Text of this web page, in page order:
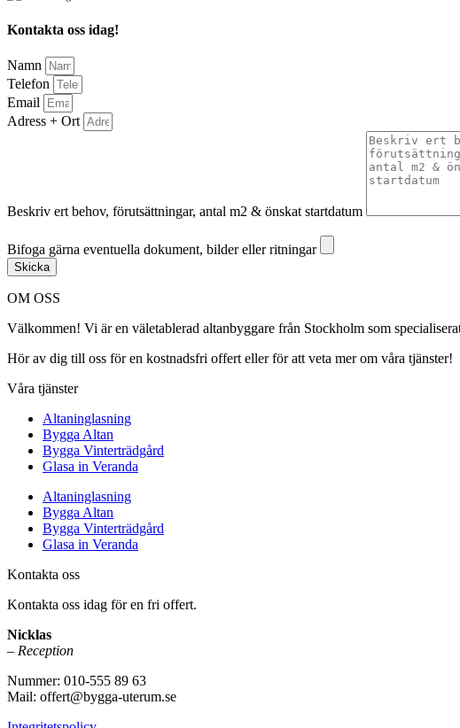
Kontakta oss idag!
Namn
Telefon
Email
Adress + Ort
Beskriv ert behov, förutsättningar, antal m2 & önskat startdatum
Bifoga gärna eventuella dokument, bilder eller ritningar
Skicka
OM OSS
Välkommen! Vi är en väletablerad altanbyggare från Stockholm som
Hör av dig till oss för en kostnadsfri offert eller för att veta mer om våra tjänster!
Våra tjänster
Altaninglasning
Bygga Altan
Bygga Vinterträdgård
Glasa in Veranda
Altaninglasning
Bygga Altan
Bygga Vinterträdgård
Glasa in Veranda
Kontakta oss
Kontakta oss idag för en fri offert.
Nicklas
– Reception
Nummer: 010-555 89 63
Mail: offert@bygga-uterum.se